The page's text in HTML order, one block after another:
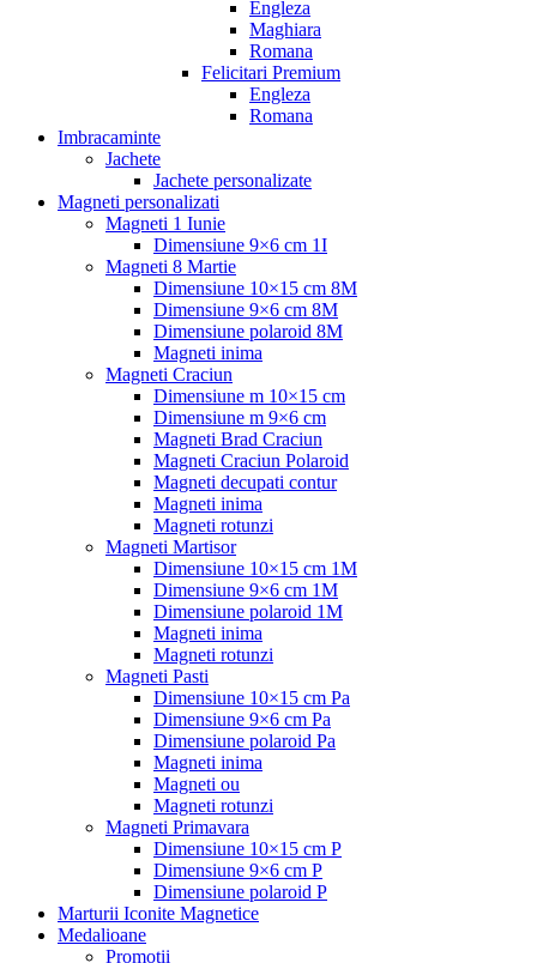
Engleza
Maghiara
Romana
Felicitari Premium
Engleza
Romana
Imbracaminte
Jachete
Jachete personalizate
Magneti personalizati
Magneti 1 Iunie
Dimensiune 9×6 cm 1I
Magneti 8 Martie
Dimensiune 10×15 cm 8M
Dimensiune 9×6 cm 8M
Dimensiune polaroid 8M
Magneti inima
Magneti Craciun
Dimensiune m 10×15 cm
Dimensiune m 9×6 cm
Magneti Brad Craciun
Magneti Craciun Polaroid
Magneti decupati contur
Magneti inima
Magneti rotunzi
Magneti Martisor
Dimensiune 10×15 cm 1M
Dimensiune 9×6 cm 1M
Dimensiune polaroid 1M
Magneti inima
Magneti rotunzi
Magneti Pasti
Dimensiune 10×15 cm Pa
Dimensiune 9×6 cm Pa
Dimensiune polaroid Pa
Magneti inima
Magneti ou
Magneti rotunzi
Magneti Primavara
Dimensiune 10×15 cm P
Dimensiune 9×6 cm P
Dimensiune polaroid P
Marturii Iconite Magnetice
Medalioane
Promotii